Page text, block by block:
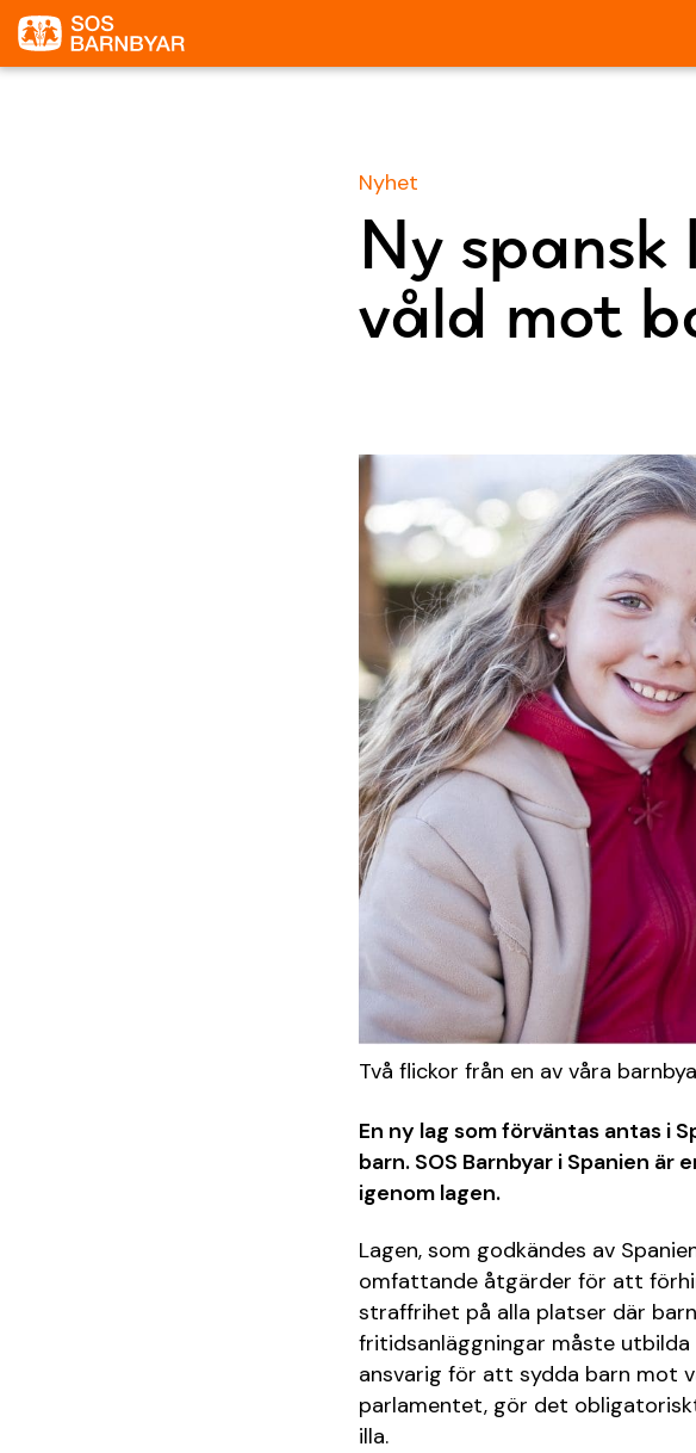
Nyhet
Ny
våld mot
Två flickor från en av våra
En ny lag som förväntas antas i
barn. SOS Barnbyar i Spanien
igenom lagen.
Lagen, som godkändes av
omfattande åtgärder för att
straffrihet på alla platser där
fritidsanläggningar måste
ansvarig för att sydda barn mot
parlamentet, gör det
illa.